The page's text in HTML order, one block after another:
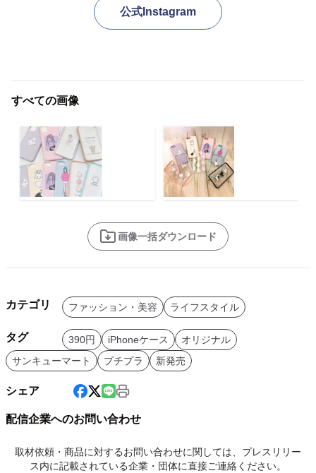
公式Instagram
すべての画像
画像一括ダウンロード
カテゴリ ファッション・美容 ライフスタイル
タグ 390円 iPhoneケース
オリジナル
サンキューマート
プチプラ 新発売
シェア
配信企業へのお問い合わせ
取材依頼・商品に対するお問い合わせに関しては、プレスリリー
ス内に記載されている企業・団体に直接ご連絡ください。